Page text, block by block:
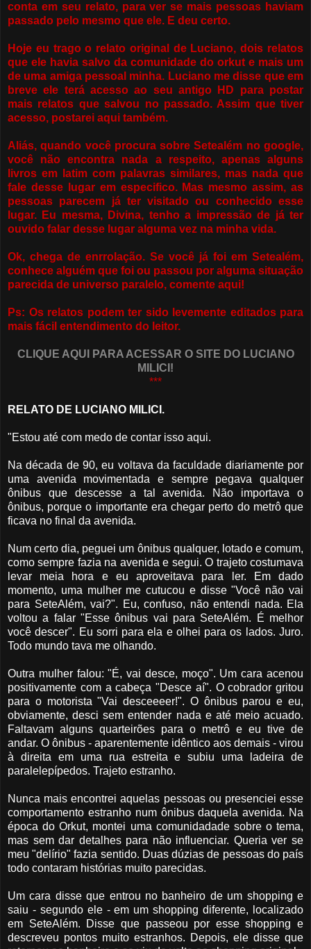
conta em seu relato, para ver se mais pessoas haviam
passado pelo mesmo que ele. E deu certo.
Hoje eu trago o relato original de Luciano, dois relatos
que ele havia salvo da comunidade do orkut e mais um
de uma amiga pessoal minha. Luciano me disse que em
breve ele terá acesso ao seu antigo HD para postar
mais relatos que salvou no passado. Assim que tiver
acesso, postarei aqui também.
Aliás, quando você procura sobre Setealém no google,
você não encontra nada a respeito, apenas alguns
livros em latim com palavras similares, mas nada que
fale desse lugar em especifico. Mas mesmo assim, as
pessoas parecem já ter visitado ou conhecido esse
lugar. Eu mesma, Divina, tenho a impressão de já ter
ouvido falar desse lugar alguma vez na minha vida.
Ok, chega de enrrolação. Se você já foi em Setealém,
conhece alguém que foi ou passou por alguma situação
parecida de universo paralelo, comente aqui!
Ps: Os relatos podem ter sido levemente editados para
mais fácil entendimento do leitor.
CLIQUE AQUI PARA ACESSAR O SITE DO LUCIANO
MILICI!
***
RELATO DE LUCIANO MILICI.
"Estou até com medo de contar isso aqui.
Na década de 90, eu voltava da faculdade diariamente por
uma avenida movimentada e sempre pegava qualquer
ônibus que descesse a tal avenida. Não importava o
ônibus, porque o importante era chegar perto do metrô que
ficava no final da avenida.
Num certo dia, peguei um ônibus qualquer, lotado e comum,
como sempre fazia na avenida e segui. O trajeto costumava
levar meia hora e eu aproveitava para ler. Em dado
momento, uma mulher me cutucou e disse "Você não vai
para SeteAlém, vai?". Eu, confuso, não entendi nada. Ela
voltou a falar "Esse ônibus vai para SeteAlém. É melhor
você descer". Eu sorri para ela e olhei para os lados. Juro.
Todo mundo tava me olhando.
Outra mulher falou: "É, vai desce, moço". Um cara acenou
positivamente com a cabeça "Desce aí". O cobrador gritou
para o motorista "Vai desceeeer!". O ônibus parou e eu,
obviamente, desci sem entender nada e até meio acuado.
Faltavam alguns quarteirões para o metrô e eu tive de
andar. O ônibus - aparentemente idêntico aos demais - virou
à direita em uma rua estreita e subiu uma ladeira de
paralelepípedos. Trajeto estranho.
Nunca mais encontrei aquelas pessoas ou presenciei esse
comportamento estranho num ônibus daquela avenida. Na
época do Orkut, montei uma comunidadade sobre o tema,
mas sem dar detalhes para não influenciar. Queria ver se
meu "delírio" fazia sentido. Duas dúzias de pessoas do país
todo contaram histórias muito parecidas.
Um cara disse que entrou no banheiro de um shopping e
saiu - segundo ele - em um shopping diferente, localizado
em SeteAlém. Disse que passeou por esse shopping e
descreveu pontos muito estranhos. Depois, ele disse que